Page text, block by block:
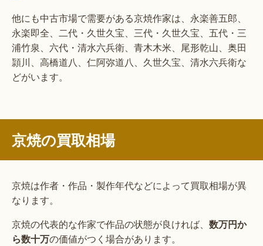
他にも中古市場で需要がある京焼作家は、永楽善五郎、
永楽即全、二代・久世久宝、三代・久世久宝、五代・三
浦竹泉、六代・清水六兵衛、青木木米、尾形乾山、奥田
頴川、高橋道八、仁阿弥道八、久世久宝、清水六兵衛な
どがいます。
京焼の買取相場
京焼は作者・作品・製作年代などによって買取相場が異
なります。
京焼の代表的な作家で作品の状態が良ければ、 数万円か
ら数十万の価値がつく場合があります。